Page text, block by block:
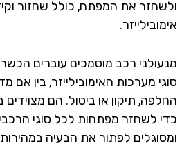
את המפתח, כולל שחזור
רכב מוסמכים עוברים הכשרה
מערכות האימובילייזר, בין אם
תיקון או ביטול. הם מצוידים
לשחזר מפתחות לכל סוגי הרכבים
לפתור את הבעיה במהירות